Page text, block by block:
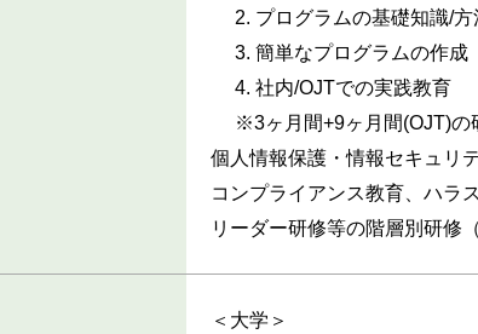
2. プログラムの基礎知識/
3. 簡単なプログラムの作成
4. 社内/OJTでの実践教育
※3ヶ月間+9ヶ月間(OJT)の
個人情報保護・情報セキュリ
コンプライアンス教育、ハラ
リーダー研修等の階層別研修
＜大学＞